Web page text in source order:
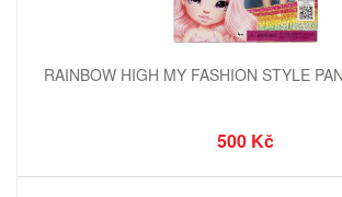
RAINBOW HIGH MY FASHION STYLE
500 Kč